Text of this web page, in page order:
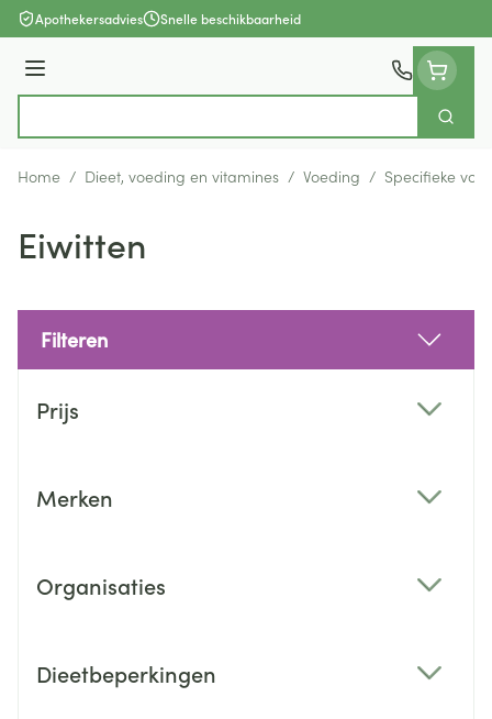
Ga naar de inhoud
Apothekersadvies Snelle beschikbaarheid
Menu
Zoek
Home / Dieet, voeding en vitamines / Voeding / Specifieke
Eiwitten
Filteren
Prijs
Merken
Organisaties
Dieetbeperkingen